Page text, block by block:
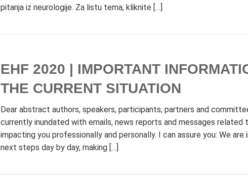
pitanja iz neurologije. Za listu tema, kliknite […]
EHF 2020 | IMPORTANT
THE CURRENT SITUATION
Dear abstract authors, speakers, participants, partners and
currently inundated with emails, news reports and messages related
impacting you professionally and personally. I can assure you: We
next steps day by day, making […]